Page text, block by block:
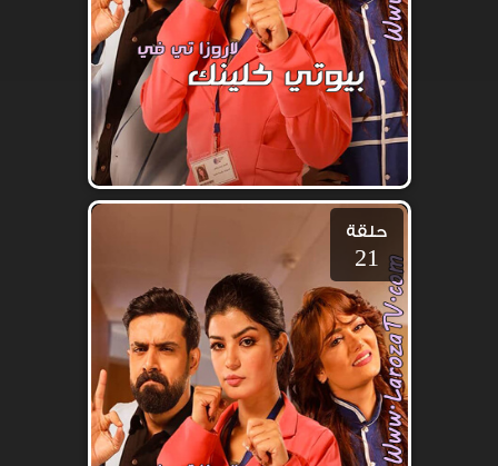
حلقة
21